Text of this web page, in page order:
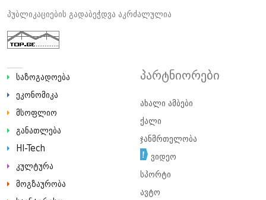
პუბლიკაციების გადაბეჭდვა აკრძალულია
საზოგადოება
ეკონომიკა
მსოფლიო
განათლება
HI-Tech
კულტურა
მოგზაურობა
პარტნიორები
ახალი ამბები
ქალი
ჯანმრთელობა
ვიდეო
სპორტი
ავტო